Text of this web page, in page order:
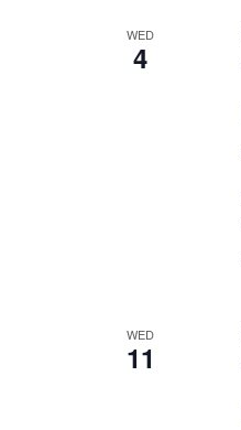
WED
4
WED
11